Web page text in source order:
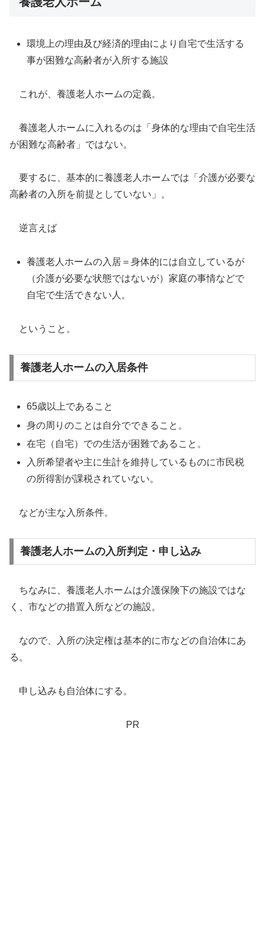
環境上の理由及び経済的理由により自宅で生活する
事が困難な高齢者が入所する施設
これが、養護老人ホームの定義。
養護老人ホームに入れるのは「身体的な理由で自宅生活
が困難な高齢者」ではない。
要するに、基本的に養護老人ホームでは「介護が必要な
高齢者の入所を前提としていない」。
逆言えば
養護老人ホームの入居＝身体的には自立しているが
（介護が必要な状態ではないが）家庭の事情などで
自宅で生活できない人。
ということ。
養護老人ホームの入居条件
65歳以上であること
身の周りのことは自分でできること。
在宅（自宅）での生活が困難であること。
入所希望者や主に生計を維持しているものに市民税
の所得割が課税されていない。
などが主な入所条件。
養護老人ホームの入所判定・申し込み
ちなみに、養護老人ホームは介護保険下の施設ではな
く、市などの措置入所などの施設。
なので、入所の決定権は基本的に市などの自治体にあ
る。
申し込みも自治体にする。
PR